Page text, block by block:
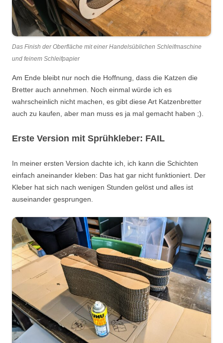
Das Finish der Oberfläche mit einer Handelsüblichen Schleifmaschine
und feinem Schleifpapier
Am Ende bleibt nur noch die Hoffnung, dass die Katzen die
Bretter auch annehmen. Noch einmal würde ich es
wahrscheinlich nicht machen, es gibt diese Art Katzenbretter
auch zu kaufen, aber man muss es ja mal gemacht haben ;).
Erste Version mit Sprühkleber: FAIL
In meiner ersten Version dachte ich, ich kann die Schichten
einfach aneinander kleben: Das hat gar nicht funktioniert. Der
Kleber hat sich nach wenigen Stunden gelöst und alles ist
auseinander gesprungen.